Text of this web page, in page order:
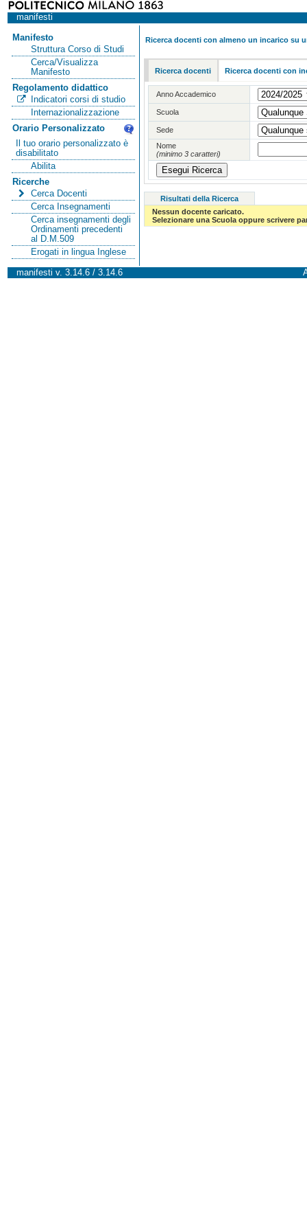
manifesti
Manifesto
Struttura Corso di Studi
Cerca/Visualizza
Manifesto
Regolamento didattico
Indicatori corsi di studio
Internazionalizzazione
Orario Personalizzato
Il tuo orario personalizzato è
disabilitato
Abilita
Ricerche
Cerca Docenti
Cerca Insegnamenti
Cerca insegnamenti degli
Ordinamenti precedenti
al D.M.509
Erogati in lingua Inglese
Ricerca docenti con almeno un incarico su
Ricerca docenti Ricerca docenti con
Anno Accademico
Scuola
Sede
Nome
(minimo 3 caratteri)
Risultati della Ricerca
Nessun docente caricato.
Selezionare una Scuola oppure scrivere
manifesti v. 3.14.6 / 3.14.6